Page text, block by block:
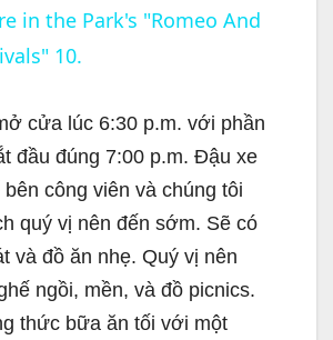
a
V
i
d
in the Park's "Romeo And
10.
cửa lúc 6:30 p.m. với phần
đầu đúng 7:00 p.m. Đậu xe
công viên và chúng tôi
quý vị nên đến sớm. Sẽ có
và đồ ăn nhẹ. Quý vị nên
ngồi, mền, và đồ picnics.
thức bữa ăn tối với một